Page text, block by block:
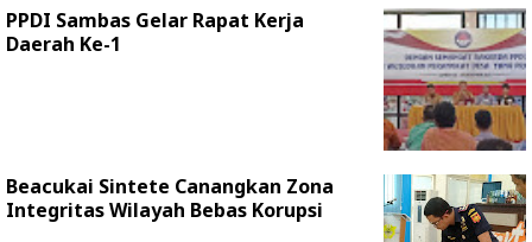
PPDI Sambas Gelar Rapat Kerja
Daerah Ke-1
Beacukai Sintete Canangkan Zona
Integritas Wilayah Bebas Korupsi